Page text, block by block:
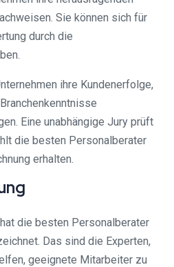
Sie können sich für
durch die
ihre Kundenerfolge,
Eine unabhängige Jury prüft
die besten Personalberater
erhalten.
die besten Personalberater
Das sind die Experten,
geeignete Mitarbeiter zu